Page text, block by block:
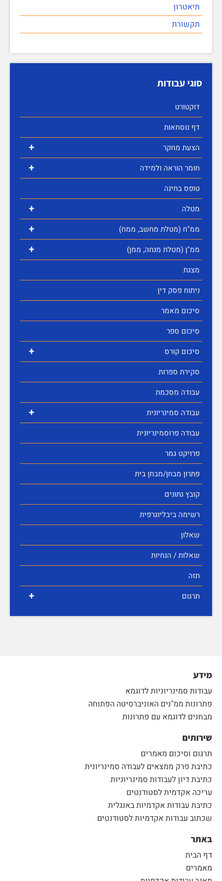
תיאטרון
תקשורת
סוגי עבודות
דוקטורט
דף נוסחאות
+ הצעת מחקר
+
חומר הוראה ולמידה
טופס בחינה
+ מטלה
+ ממ"ח (מטלת מחשב, ממח)
+
ממ"ן (מטלת מנחה, ממן)
מצגת
ניתוח פסק דין
סיכום מאמר
סיכום ספר
+
סיכום קורס
סקירת ספרות
עבודה מסכמת
+
עבודה סמינריונית
עבודה פרוסמינריונית
פרויקט גמר
פתרון מבחן/מבחן בית
קובץ נתונים
רשימה ביבליוגרפית
שאלון
שאלות / הנחיות
תזה
+ תרגום
מידע
עבודות סמינריוניות לדוגמא
פתרונות ממ"נים האוניברסיטה הפתוחה
מבחנים לדוגמא עם פתרונות
שירותים
תרגום וסיכום מאמרים
כתיבת פרק ממצאים לעבודה סמינריונית
כתיבת דיון לעבודות סמינריוניות
עריכה אקדמית לסטודנטים
כתיבת עבודות אקדמיות באנגלית
שכתוב עבודות אקדמיות לסטודנטים
באתר
דף הבית
מאמרים